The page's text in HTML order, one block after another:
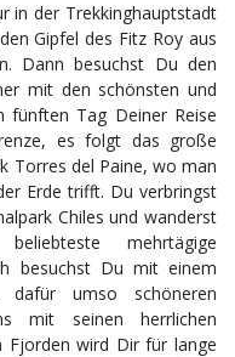
in der Trekkinghauptstadt
Gipfel des Fitz Roy aus
Dann besuchst Du den
mit den schönsten und
fünften Tag Deiner Reise
es folgt das große
Torres del Paine, wo man
Erde trifft. Du verbringst
Chiles und wanderst
mehrtägige
besuchst Du mit einem
umso schöneren
mit seinen herrlichen
Fjorden wird Dir für lange